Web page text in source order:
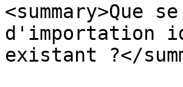
d'importation
existant ?</